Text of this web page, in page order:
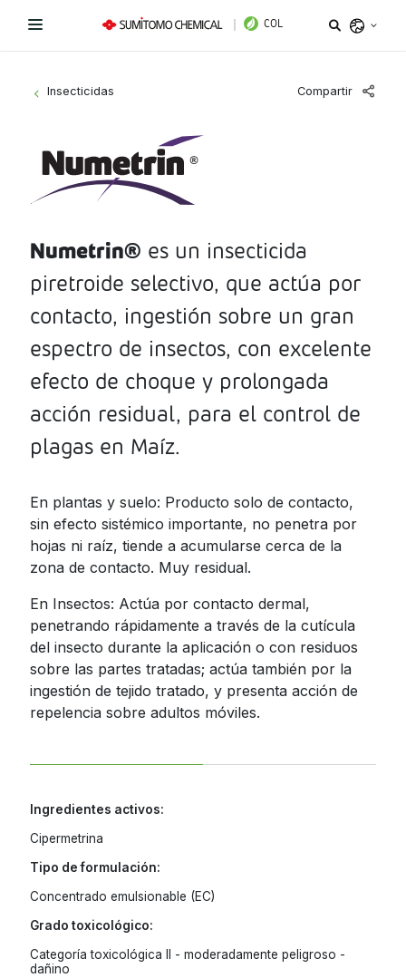
COL
Panama
Paraguay
Peru
Dominican
Republic
Trinidad and
Tobago
Uruguay
Líneas de Productos
Fungicidas
Herbicidas
Insecticidas
PGR y Biorracionales
¿Necesitas ayuda?
Sitio institucional
Términos y condiciones de uso
Política de tratamiento de datos personales
InstagramLinkedin
Insecticidas Compartir
Numetrin® es un insecticida
piretroide selectivo, que actúa por
contacto, ingestión sobre un gran
espectro de insectos, con excelente
efecto de choque y prolongada
acción residual, para el control de
plagas en Maíz.
En plantas y suelo: Producto solo de contacto,
sin efecto sistémico importante, no penetra por
hojas ni raíz, tiende a acumularse cerca de la
zona de contacto. Muy residual.
En Insectos: Actúa por contacto dermal,
penetrando rápidamente a través de la cutícula
del insecto durante la aplicación o con residuos
sobre las partes tratadas; actúa también por la
ingestión de tejido tratado, y presenta acción de
repelencia sobre adultos móviles.
Ingredientes activos:
Cipermetrina
Tipo de formulación:
Concentrado emulsionable (EC)
Grado toxicológico:
Categoría toxicológica II - moderadamente peligroso -
dañino